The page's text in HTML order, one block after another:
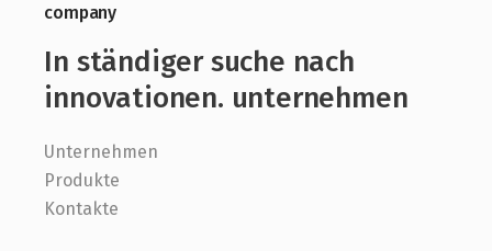
company
In ständiger suche nach
innovationen. unternehmen
Unternehmen
Produkte
Kontakte